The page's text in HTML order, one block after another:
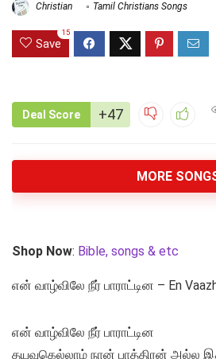
Christian Tamil Christians Songs
Save
15
Deal Score +47
MORE
Shop Now: Bible, songs & etc
என் வாழ்விலே நீர் பாராட்டின – En
என் வாழ்விலே நீர் பாராட்டின
தயவுகெல்லாம் நான் பாத்திரன் அல்ல